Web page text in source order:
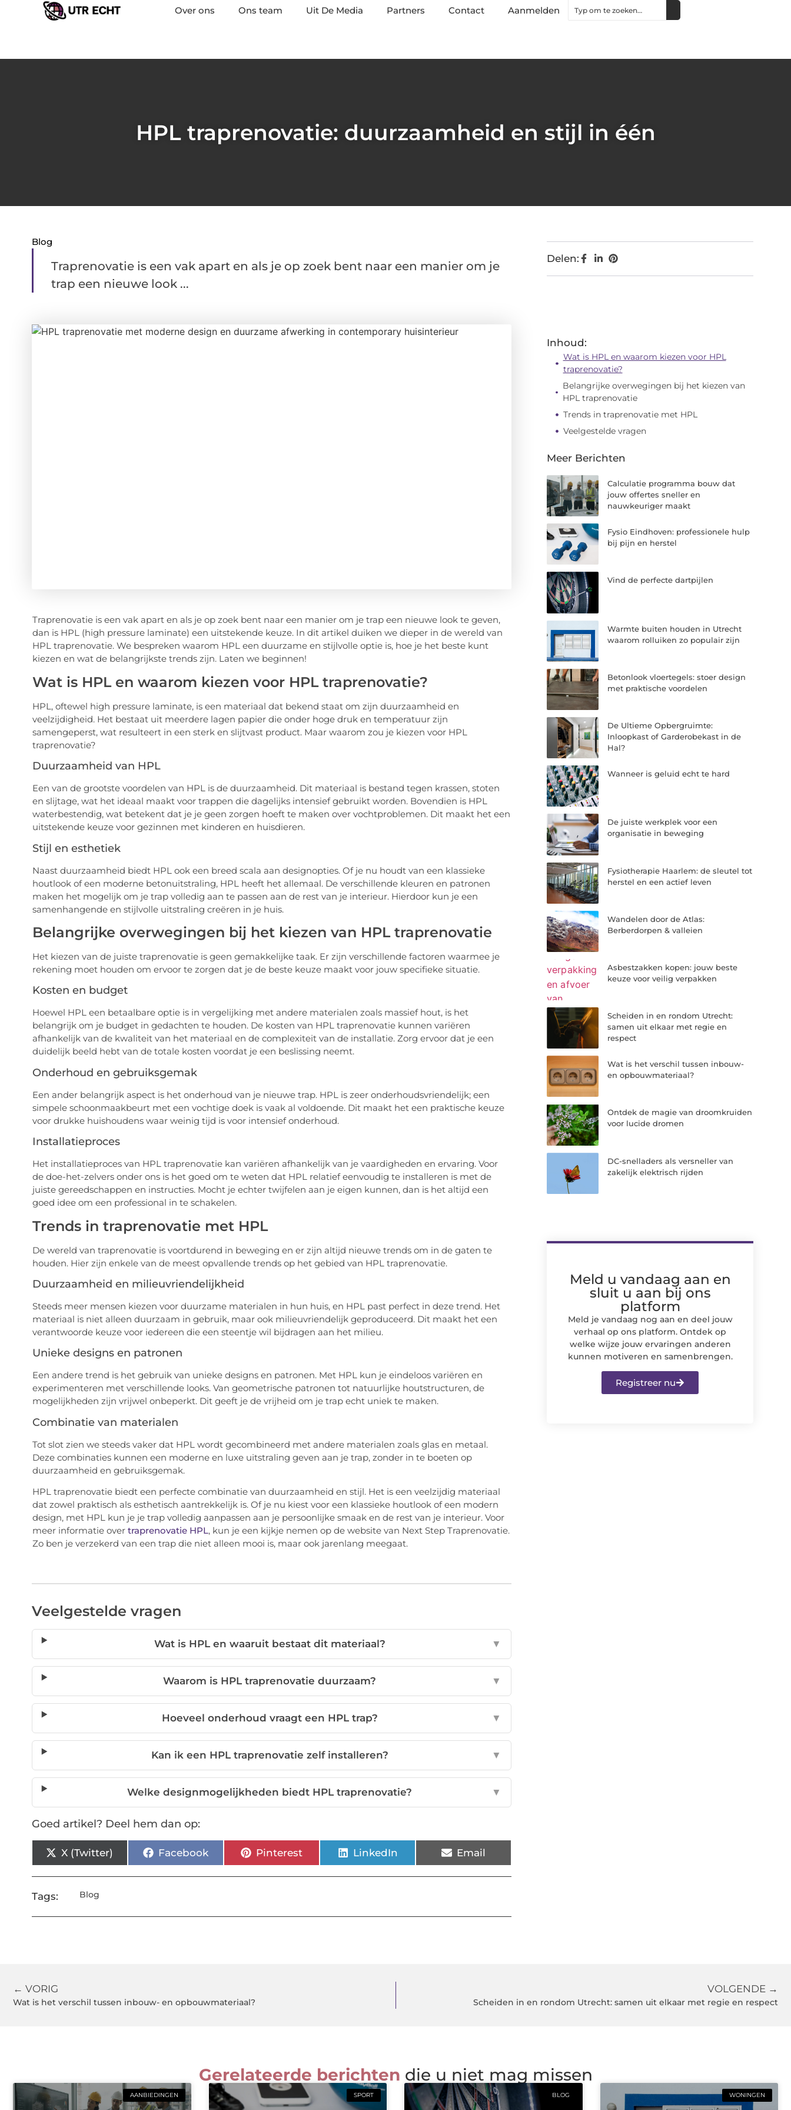
Over ons Ons team Uit De Media Partners Contact Aanmelden
HPL traprenovatie: duurzaamheid en stijl in één
Blog
Traprenovatie is een vak apart en als je op zoek bent naar een manier om je
trap een nieuwe look ...
Traprenovatie is een vak apart en als je op zoek bent naar een manier om je trap een nieuwe look te geven,
dan is HPL (high pressure laminate) een uitstekende keuze. In dit artikel duiken we dieper in de wereld van
HPL traprenovatie. We bespreken waarom HPL een duurzame en stijlvolle optie is, hoe je het beste kunt
kiezen en wat de belangrijkste trends zijn. Laten we beginnen!
Wat is HPL en waarom kiezen voor HPL traprenovatie?
HPL, oftewel high pressure laminate, is een materiaal dat bekend staat om zijn duurzaamheid en
veelzijdigheid. Het bestaat uit meerdere lagen papier die onder hoge druk en temperatuur zijn
samengeperst, wat resulteert in een sterk en slijtvast product. Maar waarom zou je kiezen voor HPL
traprenovatie?
Duurzaamheid van HPL
Een van de grootste voordelen van HPL is de duurzaamheid. Dit materiaal is bestand tegen krassen, stoten
en slijtage, wat het ideaal maakt voor trappen die dagelijks intensief gebruikt worden. Bovendien is HPL
waterbestendig, wat betekent dat je je geen zorgen hoeft te maken over vochtproblemen. Dit maakt het een
uitstekende keuze voor gezinnen met kinderen en huisdieren.
Stijl en esthetiek
Naast duurzaamheid biedt HPL ook een breed scala aan designopties. Of je nu houdt van een klassieke
houtlook of een moderne betonuitstraling, HPL heeft het allemaal. De verschillende kleuren en patronen
maken het mogelijk om je trap volledig aan te passen aan de rest van je interieur. Hierdoor kun je een
samenhangende en stijlvolle uitstraling creëren in je huis.
Belangrijke overwegingen bij het kiezen van HPL traprenovatie
Het kiezen van de juiste traprenovatie is geen gemakkelijke taak. Er zijn verschillende factoren waarmee je
rekening moet houden om ervoor te zorgen dat je de beste keuze maakt voor jouw specifieke situatie.
Kosten en budget
Hoewel HPL een betaalbare optie is in vergelijking met andere materialen zoals massief hout, is het
belangrijk om je budget in gedachten te houden. De kosten van HPL traprenovatie kunnen variëren
afhankelijk van de kwaliteit van het materiaal en de complexiteit van de installatie. Zorg ervoor dat je een
duidelijk beeld hebt van de totale kosten voordat je een beslissing neemt.
Onderhoud en gebruiksgemak
Een ander belangrijk aspect is het onderhoud van je nieuwe trap. HPL is zeer onderhoudsvriendelijk; een
simpele schoonmaakbeurt met een vochtige doek is vaak al voldoende. Dit maakt het een praktische keuze
voor drukke huishoudens waar weinig tijd is voor intensief onderhoud.
Installatieproces
Het installatieproces van HPL traprenovatie kan variëren afhankelijk van je vaardigheden en ervaring. Voor
de doe-het-zelvers onder ons is het goed om te weten dat HPL relatief eenvoudig te installeren is met de
juiste gereedschappen en instructies. Mocht je echter twijfelen aan je eigen kunnen, dan is het altijd een
goed idee om een professional in te schakelen.
Trends in traprenovatie met HPL
De wereld van traprenovatie is voortdurend in beweging en er zijn altijd nieuwe trends om in de gaten te
houden. Hier zijn enkele van de meest opvallende trends op het gebied van HPL traprenovatie.
Duurzaamheid en milieuvriendelijkheid
Steeds meer mensen kiezen voor duurzame materialen in hun huis, en HPL past perfect in deze trend. Het
materiaal is niet alleen duurzaam in gebruik, maar ook milieuvriendelijk geproduceerd. Dit maakt het een
verantwoorde keuze voor iedereen die een steentje wil bijdragen aan het milieu.
Unieke designs en patronen
Een andere trend is het gebruik van unieke designs en patronen. Met HPL kun je eindeloos variëren en
experimenteren met verschillende looks. Van geometrische patronen tot natuurlijke houtstructuren, de
mogelijkheden zijn vrijwel onbeperkt. Dit geeft je de vrijheid om je trap echt uniek te maken.
Combinatie van materialen
Tot slot zien we steeds vaker dat HPL wordt gecombineerd met andere materialen zoals glas en metaal.
Deze combinaties kunnen een moderne en luxe uitstraling geven aan je trap, zonder in te boeten op
duurzaamheid en gebruiksgemak.
HPL traprenovatie biedt een perfecte combinatie van duurzaamheid en stijl. Het is een veelzijdig materiaal
dat zowel praktisch als esthetisch aantrekkelijk is. Of je nu kiest voor een klassieke houtlook of een modern
design, met HPL kun je je trap volledig aanpassen aan je persoonlijke smaak en de rest van je interieur. Voor
meer informatie over traprenovatie HPL, kun je een kijkje nemen op de website van Next Step Traprenovatie.
Zo ben je verzekerd van een trap die niet alleen mooi is, maar ook jarenlang meegaat.
Veelgestelde vragen
Wat is HPL en waaruit bestaat dit materiaal? ▼
Waarom is HPL traprenovatie duurzaam? ▼
Hoeveel onderhoud vraagt een HPL trap? ▼
Kan ik een HPL traprenovatie zelf installeren? ▼
Welke designmogelijkheden biedt HPL traprenovatie? ▼
Goed artikel? Deel hem dan op:
X (Twitter) Facebook Pinterest LinkedIn Email
Tags: Blog
Delen:
Inhoud:
Wat is HPL en waarom kiezen voor HPL
traprenovatie?
Belangrijke overwegingen bij het kiezen van
HPL traprenovatie
Trends in traprenovatie met HPL
Veelgestelde vragen
Meer Berichten
Calculatie programma bouw dat
jouw offertes sneller en
nauwkeuriger maakt
Fysio Eindhoven: professionele hulp
bij pijn en herstel
Vind de perfecte dartpijlen
Warmte buiten houden in Utrecht
waarom rolluiken zo populair zijn
Betonlook vloertegels: stoer design
met praktische voordelen
De Ultieme Opbergruimte:
Inloopkast of Garderobekast in de
Hal?
Wanneer is geluid echt te hard
De juiste werkplek voor een
organisatie in beweging
Fysiotherapie Haarlem: de sleutel tot
herstel en een actief leven
Wandelen door de Atlas:
Berberdorpen & valleien
Asbestzakken kopen: jouw beste
keuze voor veilig verpakken
Scheiden in en rondom Utrecht:
samen uit elkaar met regie en
respect
Wat is het verschil tussen inbouw-
en opbouwmateriaal?
Ontdek de magie van droomkruiden
voor lucide dromen
DC-snelladers als versneller van
zakelijk elektrisch rijden
Meld u vandaag aan en
sluit u aan bij ons
platform
Meld je vandaag nog aan en deel jouw
verhaal op ons platform. Ontdek op
welke wijze jouw ervaringen anderen
kunnen motiveren en samenbrengen.
Registreer nu
← VORIG
Wat is het verschil tussen inbouw- en opbouwmateriaal?
VOLGENDE →
Scheiden in en rondom Utrecht: samen uit elkaar met regie en respect
Gerelateerde berichten die u niet mag missen
AANBIEDINGEN SPORT BLOG WONINGEN